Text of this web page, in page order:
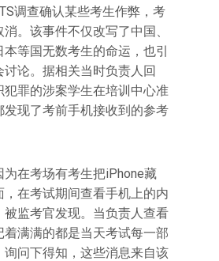
调查确认某些考生作弊，考
。该事件不仅改写了中国、
等国无数考生的命运，也引
论。据相关当时负责人回
犯罪的涉案学生在培训中心准
发现了考前手机接收到的参考
为在考场有考生把iPhone藏
，在考试期间查看手机上的内
被监考官发现。当负责人查看
着满满的都是当天考试每一部
询问下得知，这些消息来自该